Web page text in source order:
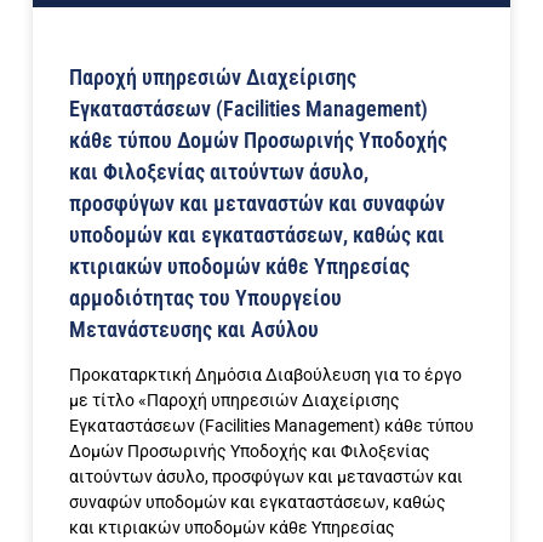
Παροχή υπηρεσιών Διαχείρισης
Εγκαταστάσεων (Facilities Management)
κάθε τύπου Δομών Προσωρινής Υποδοχής
και Φιλοξενίας αιτούντων άσυλο,
προσφύγων και μεταναστών και συναφών
υποδομών και εγκαταστάσεων, καθώς και
κτιριακών υποδομών κάθε Υπηρεσίας
αρμοδιότητας του Υπουργείου
Μετανάστευσης και Ασύλου
Προκαταρκτική Δημόσια Διαβούλευση για το έργο
με τίτλο «Παροχή υπηρεσιών Διαχείρισης
Εγκαταστάσεων (Facilities Management) κάθε τύπου
Δομών Προσωρινής Υποδοχής και Φιλοξενίας
αιτούντων άσυλο, προσφύγων και μεταναστών και
συναφών υποδομών και εγκαταστάσεων, καθώς
και κτιριακών υποδομών κάθε Υπηρεσίας